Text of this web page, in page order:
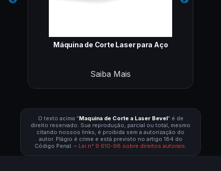
Máquina de Corte Laser para Aço
Saiba Mais
O texto acima "Maquina de Corte a Laser Bevel" é de
direito reservado. Sua reprodução, parcial ou total, mesmo
citando nossos links, é proibida sem a autorização do
autor. Plágio é crime e está previsto no artigo 184 do
Código Penal. – Lei n° 9.610-98 sobre direitos autorais.